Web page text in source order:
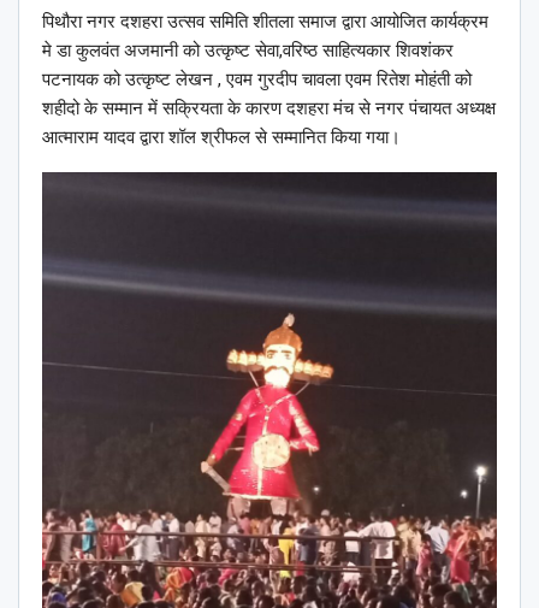
पिथौरा नगर दशहरा उत्सव समिति शीतला समाज द्वारा आयोजित कार्यक्रम
मे डा कुलवंत अजमानी को उत्कृष्ट सेवा,वरिष्ठ साहित्यकार शिवशंकर
पटनायक को उत्कृष्ट लेखन , एवम गुरदीप चावला एवम रितेश मोहंती को
शहीदो के सम्मान में सक्रियता के कारण दशहरा मंच से नगर पंचायत अध्यक्ष
आत्माराम यादव द्वारा शॉल श्रीफल से सम्मानित किया गया।